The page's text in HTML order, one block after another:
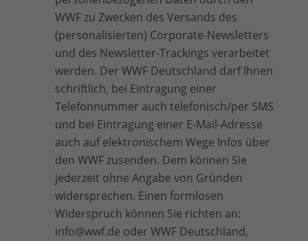
WWF zu Zwecken des Versands des
(personalisierten) Corporate-Newsletters
und des Newsletter-Trackings verarbeitet
werden. Der WWF Deutschland darf Ihnen
schriftlich, bei Eintragung einer
Telefonnummer auch telefonisch/per SMS
und bei Eintragung einer E-Mail-Adresse
auch auf elektronischem Wege Infos über
den WWF zusenden. Dem können Sie
jederzeit ohne Angabe von Gründen
widersprechen. Einen formlosen
Widerspruch können Sie richten an:
info@wwf.de oder WWF Deutschland,